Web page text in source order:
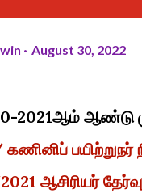
August 30, 2022
2021ஆம் ஆண்டு
பயிற்றுநர்
ஆசிரியர்